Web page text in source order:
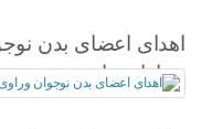
اهدای اعضای بدن
بیماران نیازمند شد